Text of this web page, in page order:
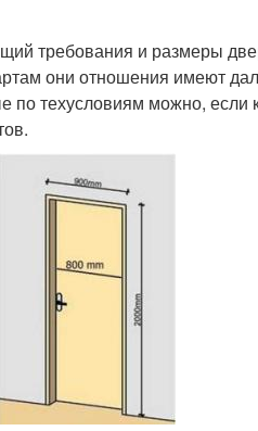
требования и размеры
они отношения имеют
по техусловиям можно, если